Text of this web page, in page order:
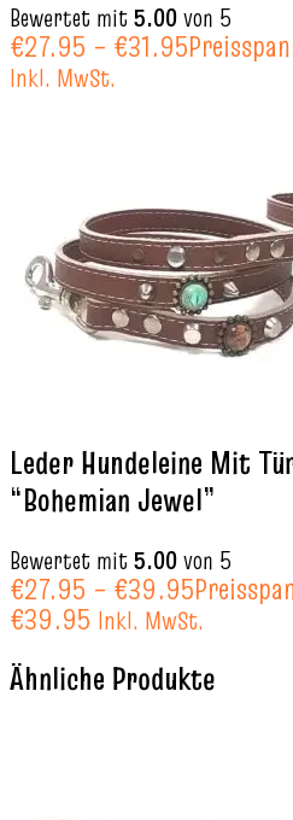
Bewertet mit5.00von 5
€27.95 – €31.95
Inkl. MwSt.
Leder Hundeleine Mit
“Bohemian Jewel”
Bewertet mit5.00von 5
€27.95 – €39.95
€39.95 Inkl. MwSt.
Ähnliche Produkte